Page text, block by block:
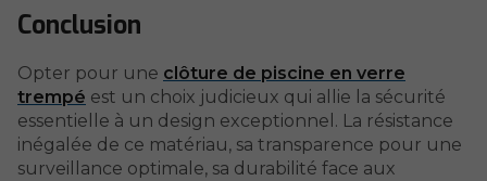
Conclusion
Opter pour une clôture de piscine en verre
trempé est un choix judicieux qui allie la sécurité
essentielle à un design exceptionnel. La résistance
inégalée de ce matériau, sa transparence pour une
surveillance optimale, sa durabilité face aux